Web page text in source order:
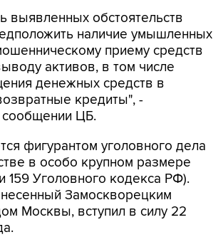
выявленных обстоятельств
наличие умышленных
приему средств
активов, в том числе
денежных средств в
кредиты", -
сообщении ЦБ.
фигурантом уголовного дела
в особо крупном размере
159 Уголовного кодекса РФ).
Замоскворецким
Москвы, вступил в силу 22